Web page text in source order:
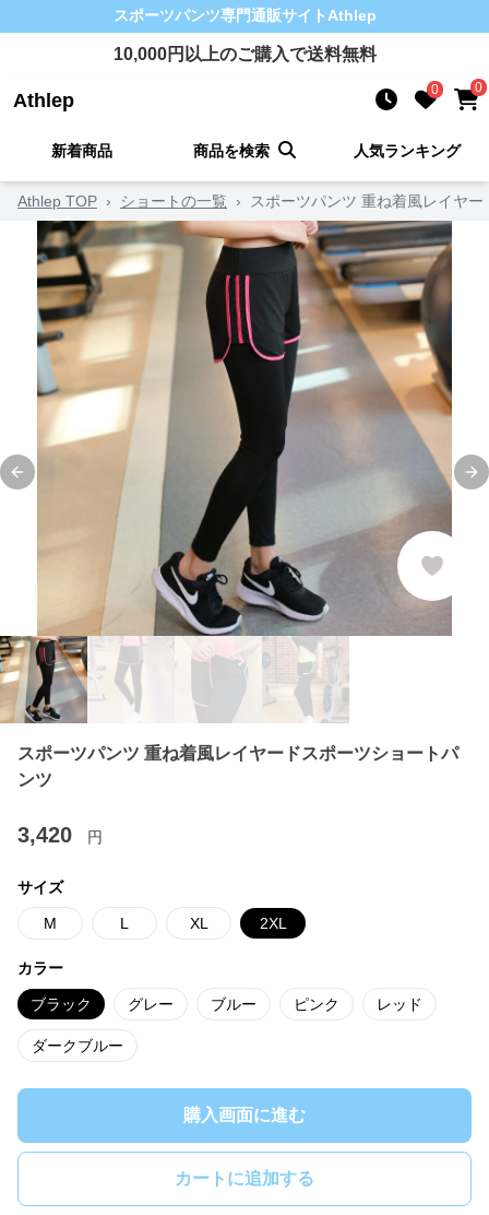
スポーツパンツ専門通販サイト Athlep
10,000円以上のご購入で送料無料
Athlep 0 0
新着商品 商品を検索 人気ランキング
Athlep TOP › ショートの一覧 › スポーツパンツ 重ね着風レイヤ
Previous slide
スポーツパンツ 重ね着風レイヤードスポーツショートパ
ンツ
3,420 円
サイズ
M L XL 2XL
カラー
ブラック グレー ブルー ピンク レッド
ダークブルー
購入画面に進む
カートに追加する